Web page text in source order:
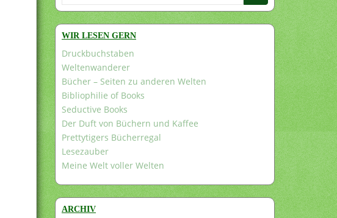
WIR LESEN GERN
Druckbuchstaben
Weltenwanderer
Bücher – Seiten zu anderen Welten
Bibliophilie of Books
Seductive Books
Der Duft von Büchern und Kaffee
Prettytigers Bücherregal
Lesezauber
Meine Welt voller Welten
ARCHIV